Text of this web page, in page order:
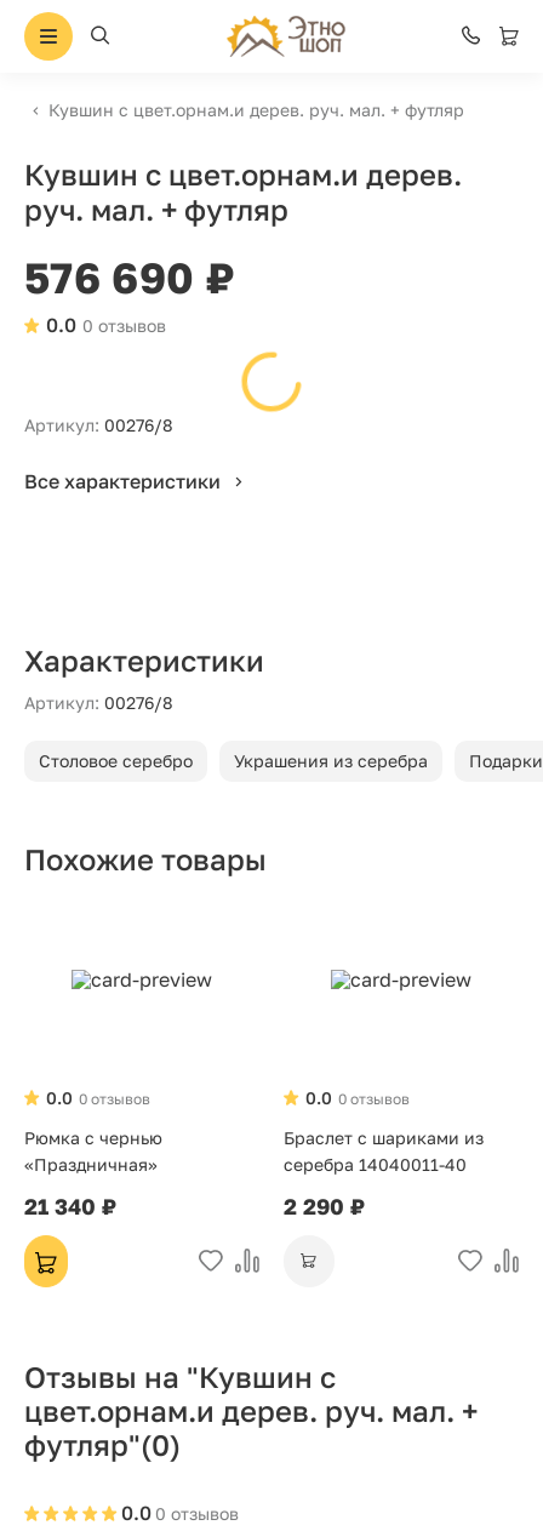
Кувшин с цвет.орнам.и дерев. руч. мал. + футляр
Кувшин с цвет.орнам.и дерев.
руч. мал. + футляр
576 690 ₽
0 отзывов
0.0
Артикул: 00276/8
Все характеристики
Характеристики
Артикул: 00276/8
Столовое серебро Украшения из серебра
Похожие товары
0 отзывов
0.0
Рюмка с чернью
«Праздничная»
21 340 ₽
0 отзывов
0.0
Браслет с шариками из
серебра 14040011-40
2 290 ₽
Отзывы на "Кувшин с
цвет.орнам.и дерев. руч. мал. +
футляр"(0)
0 отзывов
0.0